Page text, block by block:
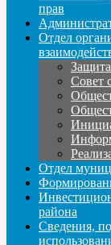
прав
Отдел
Совет
Отдел
района
Сведения,